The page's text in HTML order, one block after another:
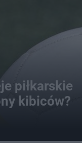
piłkarskie
kibiców?